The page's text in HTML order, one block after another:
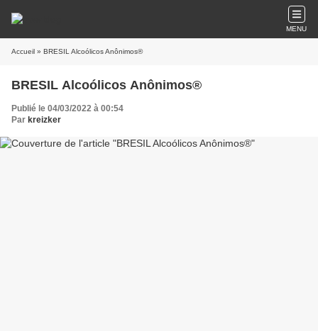
MENU
Accueil » BRESIL Alcoólicos Anônimos®
BRESIL Alcoólicos Anônimos®
Publié le 04/03/2022 à 00:54
Par kreizker